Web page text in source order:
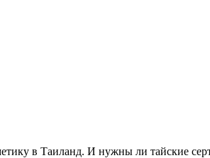
в Таиланд. И нужны ли тайские